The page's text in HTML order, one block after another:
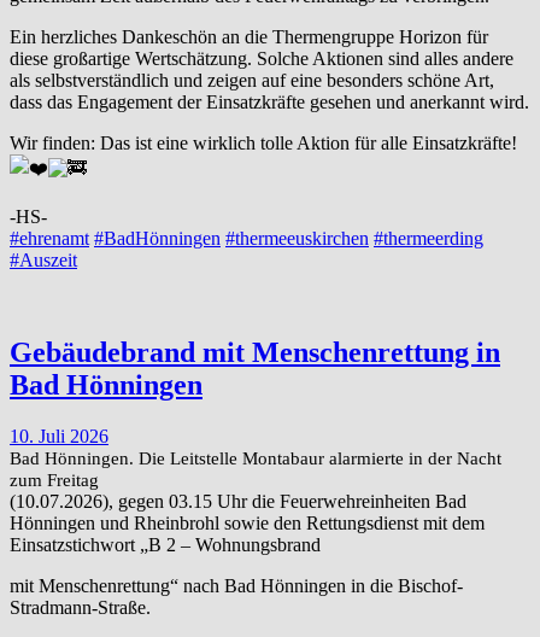
Ein herzliches Dankeschön an die Thermengruppe Horizon für
diese großartige Wertschätzung. Solche Aktionen sind alles andere
als selbstverständlich und zeigen auf eine besonders schöne Art,
dass das Engagement der Einsatzkräfte gesehen und anerkannt wird.
Wir finden: Das ist eine wirklich tolle Aktion für alle Einsatzkräfte!
-HS-
#ehrenamt #BadHönningen #thermeeuskirchen #thermeerding
#Auszeit
Gebäudebrand mit Menschenrettung in
Bad Hönningen
10. Juli 2026
Bad Hönningen. Die Leitstelle Montabaur alarmierte in der Nacht
zum Freitag
(10.07.2026), gegen 03.15 Uhr die Feuerwehreinheiten Bad
Hönningen und Rheinbrohl sowie den Rettungsdienst mit dem
Einsatzstichwort „B 2 – Wohnungsbrand
mit Menschenrettung“ nach Bad Hönningen in die Bischof-
Stradmann-Straße.